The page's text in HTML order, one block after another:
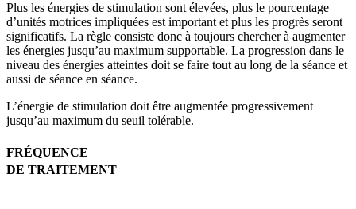
Plus les énergies de stimulation sont élevées, plus le pourcentage
d’unités motrices impliquées est important et plus les progrès seront
significatifs. La règle consiste donc à toujours chercher à augmenter
les énergies jusqu’au maximum supportable. La progression dans le
niveau des énergies atteintes doit se faire tout au long de la séance et
aussi de séance en séance.
L’énergie de stimulation doit être augmentée progressivement
jusqu’au maximum du seuil tolérable.
FRÉQUENCE
DE TRAITEMENT